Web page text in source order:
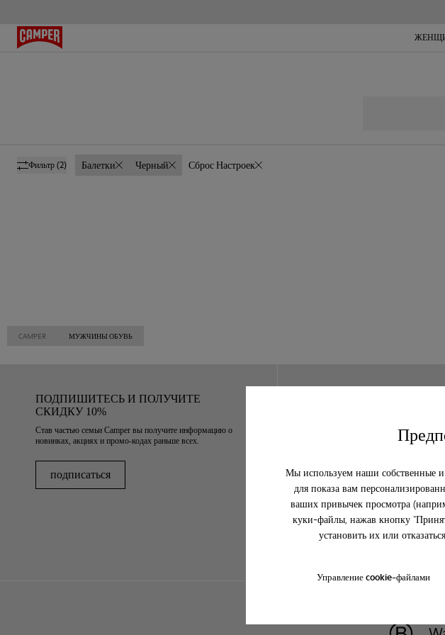
Мы используем наши собственные
для показа вам
ваших привычек просмотра
куки-файлы, нажав кнопку
установить их или
Управление cookie-файлами
Фильтр(2) Балетки Черный Сброс Настроек
CAMPER МУЖЧИНЫ ОБУВЬ
ПОДПИШИТЕСЬ И ПОЛУЧИТЕ
СКИДКУ 10%
Став частью семьи Camper вы получите информацию о
новинках, акциях и промо-кодах раньше всех.
подписаться
Политика конфиденциальности